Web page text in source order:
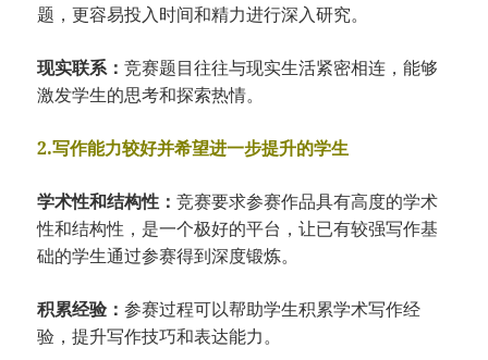
题，更容易投入时间和精力进行深入研究。
现实联系：竞赛题目往往与现实生活紧密相连，能够
激发学生的思考和探索热情。
2.写作能力较好并希望进一步提升的学生
学术性和结构性：竞赛要求参赛作品具有高度的学术
性和结构性，是一个极好的平台，让已有较强写作基
础的学生通过参赛得到深度锻炼。
积累经验：参赛过程可以帮助学生积累学术写作经
验，提升写作技巧和表达能力。